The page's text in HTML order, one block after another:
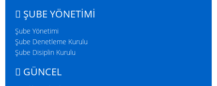
ŞUBE YÖNETİMİ
Şube Yönetimi
Şube Denetleme Kurulu
Şube Disiplin Kurulu
GÜNCEL